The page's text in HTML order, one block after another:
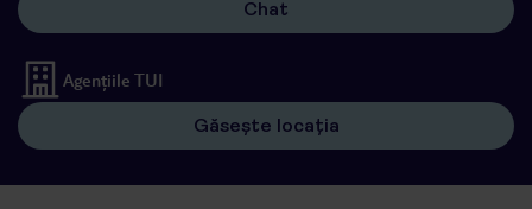
Chat
Agențiile TUI
Găsește locația